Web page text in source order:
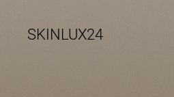
SKINLUX24